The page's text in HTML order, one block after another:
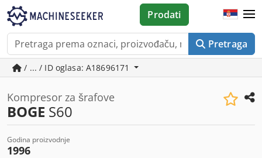
Pretraga
Prodati
/ ... / ID oglasa: A18696171
Kompresor za šrafove
BOGE S60
Godina proizvodnje
1996